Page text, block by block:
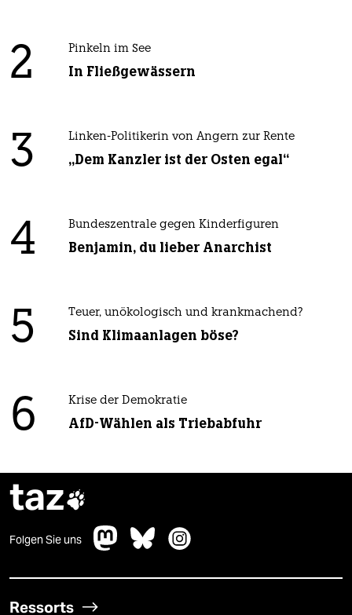
2 Pinkeln im See
In Fließgewässern
3 Linken-Politikerin von Angern zur Rente
„Dem Kanzler ist der Osten egal“
4 Bundeszentrale gegen Kinderfiguren
Benjamin, du lieber Anarchist
5 Teuer, unökologisch und krankmachend?
Sind Klimaanlagen böse?
6 Krise der Demokratie
AfD-Wählen als Triebabfuhr
taz
Folgen Sie uns
Ressorts